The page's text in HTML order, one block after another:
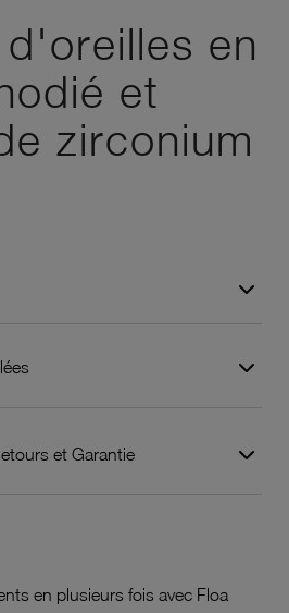
en
et
zirconium
et Garantie
en plusieurs fois avec Floa